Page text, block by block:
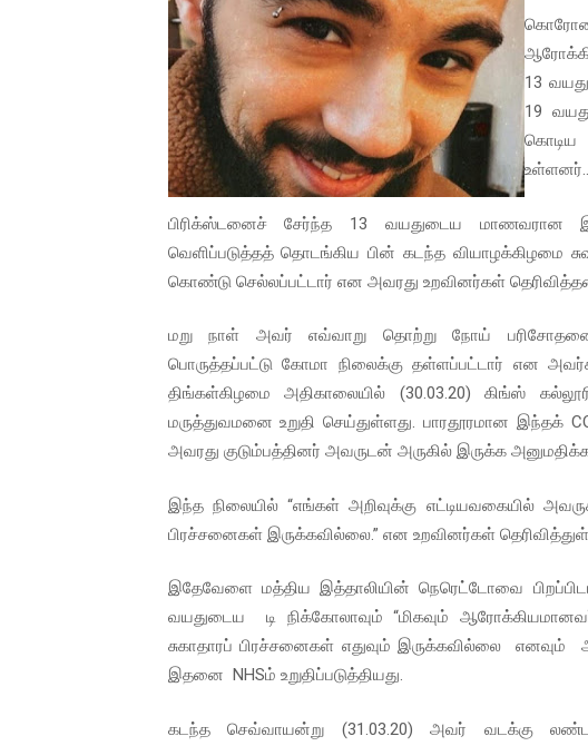
01/11/2021 Scotland ல் நடைபெறும்
பாலச்சந்திரன் மற்றும் தன்னிடம் படித்த
பிரிட்டனால் கடத்தப்படும் நிலையில்
வர்ராரு...வர்ராரு... அண்ணாத்த :
கைது செய்யப்பட்ட இளைஞன் உயிரிழப்பு -
தடுப்பூசியை பெற்றுக் கொள்ளக் கூடிய
சிறுமியை பாலியல் வன்கொடுமை செய்த
பிரபல நடிகை தூக்கிட்டு தற்கொலை!
வடிவேலுவுக்கு நீதிமன்றம் விதித்துள்ள
ஐ.நா முன்றலில் சீரற்ற காலநிலையிலும்
இளையராஜா – கமல் அவசர சந்திப்பு
ஜனாதிபதி ஐக்கிய நாடுகளின் பொதுச்
32 CM விநோத கன்றுக்குட்டி! (வீடியோ)
வலிமை தான் அஜித் திரைப்பயணத்திலே
13
19
உள்ளனர்..
பிரிக்ஸ்டனைச் சேர்ந்த 13 வயதுடைய மாணவரான
வெளிப்படுத்தத் தொடங்கிய பின் கடந்த வியாழக்கிழமை
கொண்டு செல்லப்பட்டார் என அவரது உறவினர்கள்
மறு நாள் அவர் எவ்வாறு தொற்று நோய்
பொருத்தப்பட்டு கோமா நிலைக்கு தள்ளப்பட்டார் என
திங்கள்கிழமை அதிகாலையில் (30.03.20) கிங்ஸ்
மருத்துவமனை உறுதி செய்துள்ளது. பாரதூரமான
அவரது குடும்பத்தினர் அவருடன் அருகில் இருக்க
இந்த நிலையில் “எங்கள் அறிவுக்கு எட்டியவகையில்
பிரச்சனைகள் இருக்கவில்லை.” என உறவினர்கள்
இதேவேளை மத்திய இத்தாலியின் நெரெட்டோவை
வயதுடைய டி நிக்கோலாவும் “மிகவும்
சுகாதாரப் பிரச்சனைகள் எதுவும் இருக்கவில்லை எனவும்
இதனை NHSம் உறுதிப்படுத்தியது.
கடந்த செவ்வாயன்று (31.03.20) அவர் வடக்கு